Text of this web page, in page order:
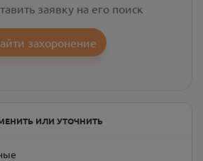
заявку на его поиск
захоронение
ИЛИ УТОЧНИТЬ